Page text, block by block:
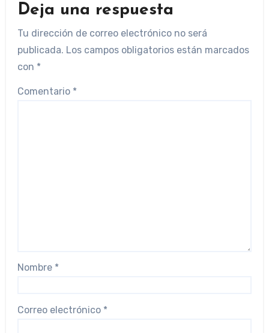
Deja una respuesta
Tu dirección de correo electrónico no será
publicada. Los campos obligatorios están marcados
con *
Comentario *
Nombre *
Correo electrónico *